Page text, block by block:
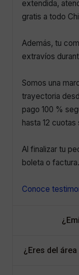
extendida,
gratis a todo
Además, tu
extravíos
Somos una
trayectoria
pago 100 %
hasta 12 cuotas
Al finalizar tu
boleta o factura.
Conoce
¿Eres del